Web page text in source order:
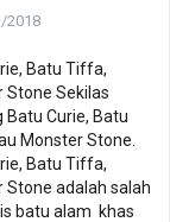
2018
Batu Tiffa,
Stone Sekilas
Batu Curie, Batu
Monster Stone.
Batu Tiffa,
Stone adalah salah
batu alam khas